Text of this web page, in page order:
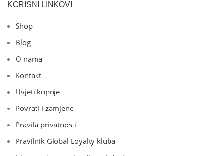
KORISNI LINKOVI
Shop
Blog
O nama
Kontakt
Uvjeti kupnje
Povrati i zamjene
Pravila privatnosti
Pravilnik Global Loyalty kluba